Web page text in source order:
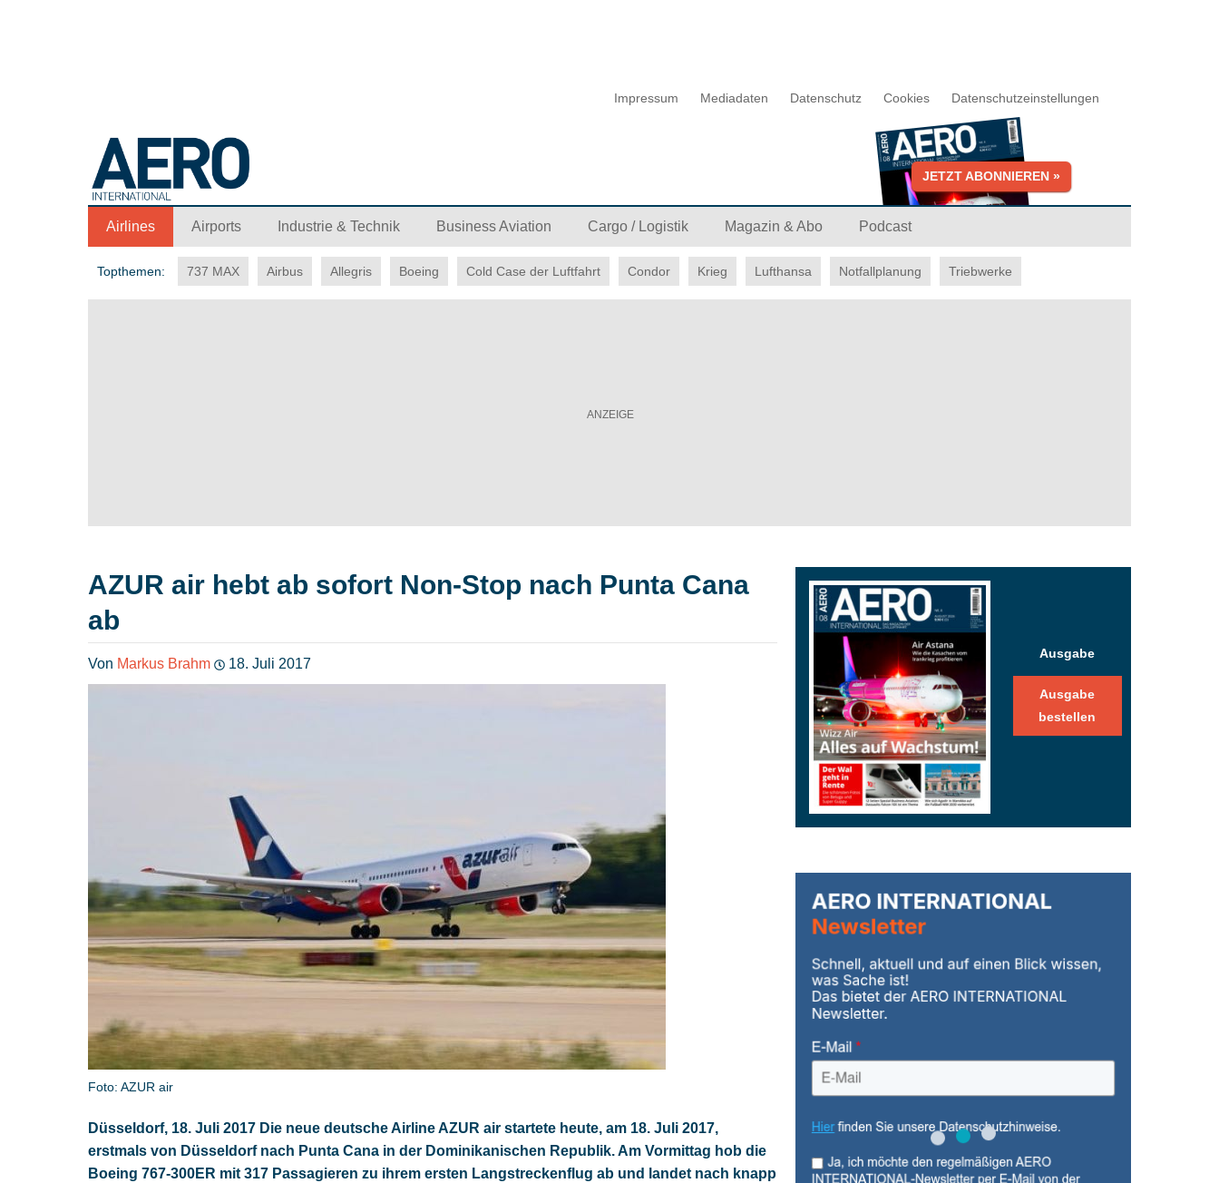
Impressum Mediadaten Datenschutz Cookies Datenschutzeinstellungen
JETZT ABONNIEREN »
Airlines Airports Industrie & Technik Business Aviation Cargo / Logistik Magazin & Abo Podcast
Topthemen: 737 MAX Airbus Allegris Boeing Cold Case der Luftfahrt Condor Krieg Lufthansa Notfallplanung Triebwerke
Ausgabe
Ausgabe
bestellen
AZUR air hebt ab sofort Non-Stop nach Punta Cana
ab
Von Markus Brahm 18. Juli 2017
Foto: AZUR air
Düsseldorf, 18. Juli 2017 Die neue deutsche Airline AZUR air startete heute, am 18. Juli 2017,
erstmals von Düsseldorf nach Punta Cana in der Dominikanischen Republik. Am Vormittag hob die
Boeing 767-300ER mit 317 Passagieren zu ihrem ersten Langstreckenflug ab und landet nach knapp